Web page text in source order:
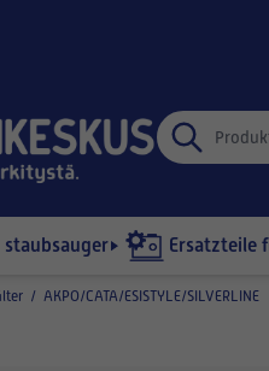
Ersatzteile
/ AKPO/CATA/ESISTYLE/SILVERLINE